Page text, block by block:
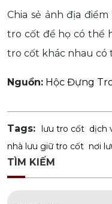
Chia sẻ ảnh địa
tro cốt để họ có thể
tro cốt khác nhau có
Nguồn: Hộc Đựng
Tags: lưu tro cốt dịch
nhà lưu giữ tro cốt nơi
TÌM KIẾM